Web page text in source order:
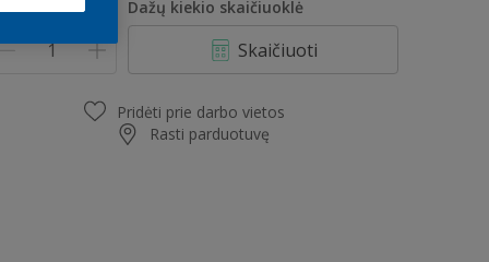
Dažų kiekio skaičiuoklė
Skaičiuoti
Pridėti prie darbo vietos
Rasti parduotuvę